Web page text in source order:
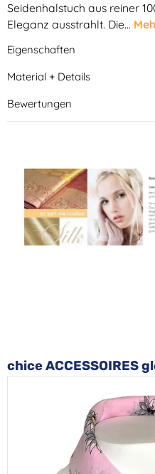
Seidenhalstuch aus reiner
Eleganz ausstrahlt. Die…
Eigenschaften
Material + Details
Bewertungen
Produktgalerie überspringen
chice ACCESSOIRES